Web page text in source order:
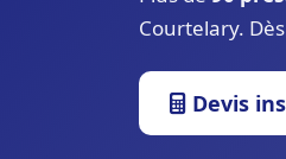
Courtelary. Dès
Devis